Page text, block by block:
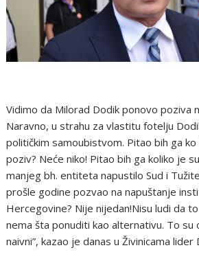
Vidimo da Milorad Dodik ponovo poziva
Naravno, u strahu za vlastitu fotelju
političkim samoubistvom. Pitao bih ga
poziv? Neće niko! Pitao bih ga koliko je
manjeg bh. entiteta napustilo Sud i
prošle godine pozvao na napuštanje
Hercegovine? Nije nijedan!Nisu ludi da
nema šta ponuditi kao alternativu. To su
naivni”, kazao je danas u Živinicama lider